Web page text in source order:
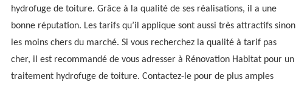
hydrofuge de toiture. Grâce à la qualité de ses réalisations, il a une
bonne réputation. Les tarifs qu’il applique sont aussi très attractifs sinon
les moins chers du marché. Si vous recherchez la qualité à tarif pas
cher, il est recommandé de vous adresser à Rénovation Habitat pour un
traitement hydrofuge de toiture. Contactez-le pour de plus amples